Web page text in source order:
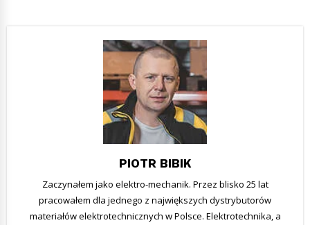
PIOTR BIBIK
Zaczynałem jako elektro-mechanik. Przez blisko 25 lat
pracowałem dla jednego z największych dystrybutorów
materiałów elektrotechnicznych w Polsce. Elektrotechnika, a